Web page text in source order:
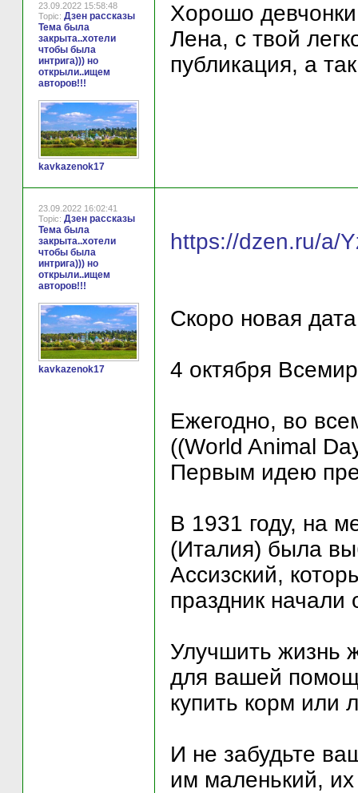
23.09.2022 15:58:48
Topic: Дзен рассказы
Тема была
закрыта..хотели
чтобы была
интрига))) но
открыли..ищем
авторов!!!
kavkazenok17
Хорошо
Лена, с твой
публикация, а
23.09.2022 16:02:41
Topic: Дзен рассказы
Тема была
закрыта..хотели
чтобы была
интрига))) но
открыли..ищем
авторов!!!
kavkazenok17
https://dzen.ru/a/
Скоро новая
4 октября
Ежегодно, во
((World Animal
Первым идею
В 1931 году, на
(Италия) была
Ассизский,
праздник начали
Улучшить жизнь
для вашей
купить корм или
И не забудьте
им маленький,